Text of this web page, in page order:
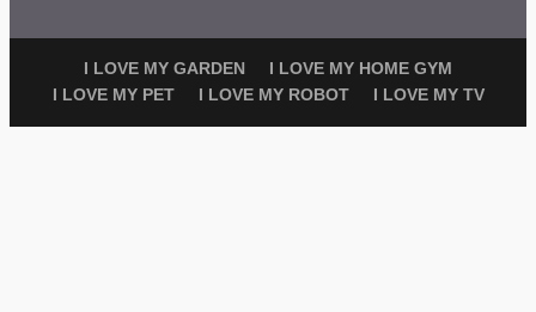
I LOVE MY GARDEN
I LOVE MY HOME GYM
I LOVE MY PET
I LOVE MY ROBOT I LOVE MY TV